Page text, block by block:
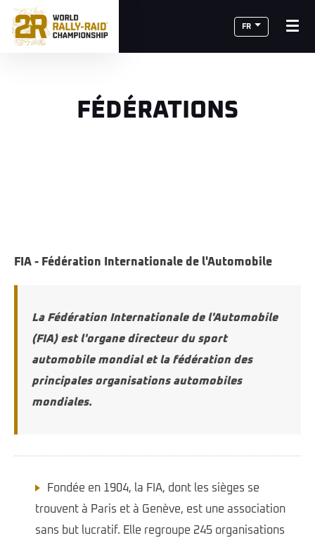
FR
FÉDÉRATIONS
FIA - Fédération Internationale de l'Automobile
La Fédération Internationale de l'Automobile
(FIA) est l'organe directeur du sport
automobile mondial et la fédération des
principales organisations automobiles
mondiales.
Fondée en 1904, la FIA, dont les sièges se
trouvent à Paris et à Genève, est une association
sans but lucratif. Elle regroupe 245 organisations